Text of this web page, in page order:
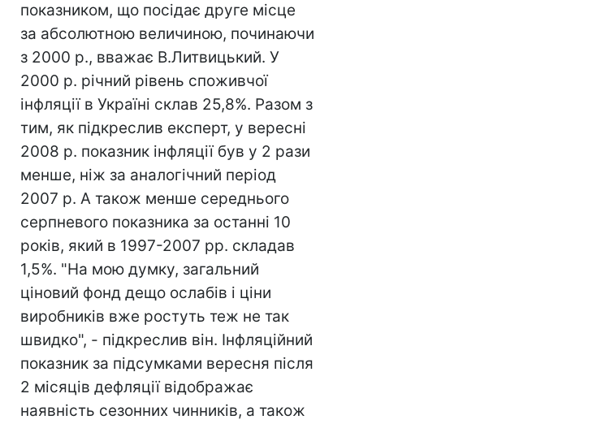
показником, що посідає друге місце
за абсолютною величиною, починаючи
з 2000 р., вважає В.Литвицький. У
2000 р. річний рівень споживчої
інфляції в Україні склав 25,8%. Разом з
тим, як підкреслив експерт, у вересні
2008 р. показник інфляції був у 2 рази
менше, ніж за аналогічний період
2007 р. А також менше середнього
серпневого показника за останні 10
років, який в 1997-2007 рр. складав
1,5%. "На мою думку, загальний
ціновий фонд дещо ослабів і ціни
виробників вже ростуть теж не так
швидко", - підкреслив він. Інфляційний
показник за підсумками вересня після
2 місяців дефляції відображає
наявність сезонних чинників, а також